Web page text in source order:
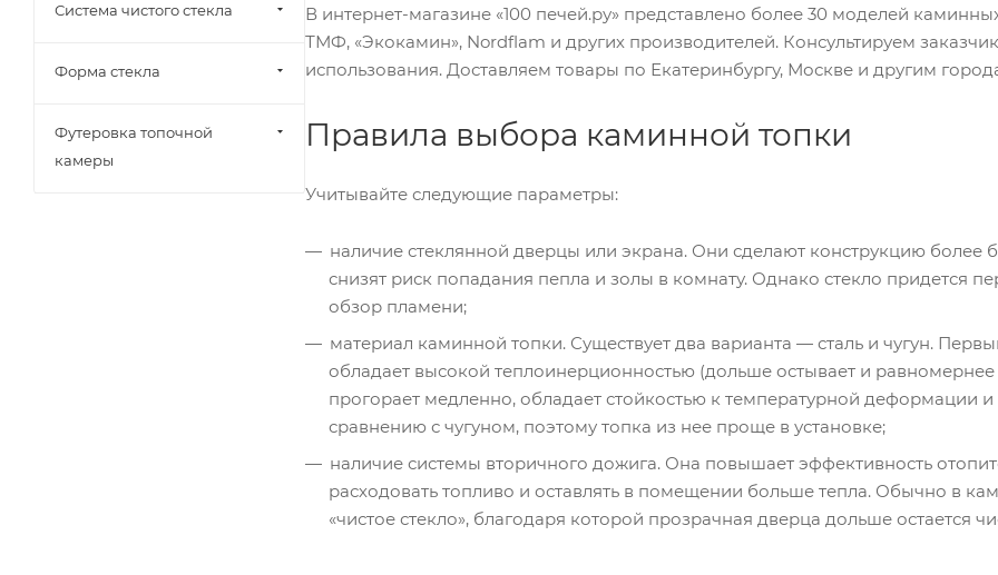
В интернет-магазине «100 печей.ру» представлено более 30 моделей
ТМФ, «Экокамин», Nordflam и других производителей. Консультируем
использования. Доставляем товары по Екатеринбургу, Москве и другим
Правила выбора каминной топки
Учитывайте следующие параметры:
наличие стеклянной дверцы или экрана. Они сделают конструкцию более
снизят риск попадания пепла и золы в комнату. Однако стекло придется
обзор пламени;
материал каминной топки. Существует два варианта — сталь и чугун.
обладает высокой теплоинерционностью (дольше остывает и равномернее
прогорает медленно, обладает стойкостью к температурной деформации
сравнению с чугуном, поэтому топка из нее проще в установке;
наличие системы вторичного дожига. Она повышает эффективность
расходовать топливо и оставлять в помещении больше тепла. Обычно в
«чистое стекло», благодаря которой прозрачная дверца дольше остается
Система чистого стекла
Форма стекла
Футеровка топочной
камеры